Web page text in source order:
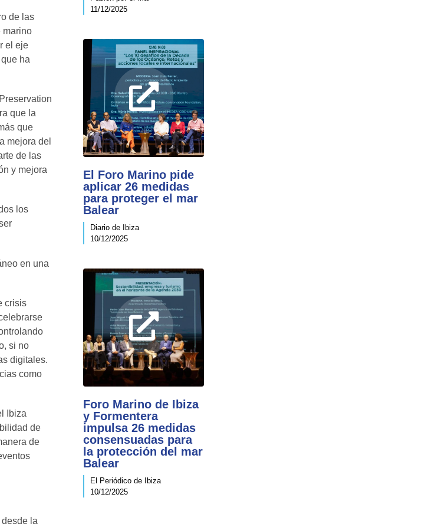
de las
marino
el eje
ha
que la
que
mejora del
de las
y mejora
los
en una
crisis
si no
digitales.
como
Ibiza
de
de
la
11/12/2025
El Foro Marino pide
aplicar 26 medidas
para proteger el mar
Balear
Diario de Ibiza
10/12/2025
Foro Marino de Ibiza
y Formentera
impulsa 26 medidas
consensuadas para
la protección del mar
Balear
El Periódico de Ibiza
10/12/2025